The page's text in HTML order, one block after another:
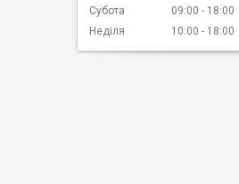
Субота
09:00
18:00
Неділя
10:00 18:00